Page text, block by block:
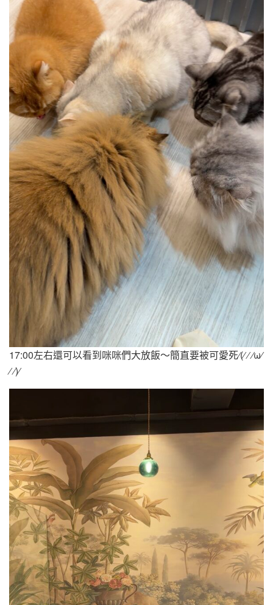
17:00左右還可以看到咪咪們大放飯～簡直要被可愛死⁄(⁄ ⁄ ⁄ω⁄
⁄ ⁄)⁄